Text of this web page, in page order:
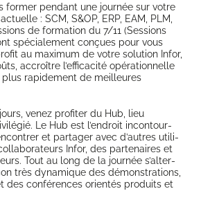
for­mer pen­dant une jour­née sur votre
: SCM, S&OP, ERP, EAM, PLM,
de for­ma­tion du 7/11 (Ses­sions
spé­cia­le­ment conçues pour vous
au maxi­mum de votre solu­tion Infor,
accroître l’efficacité opé­ra­tion­nelle
rapi­de­ment de meilleures
venez pro­fi­ter du Hub, lieu
Le Hub est l’en­droit incon­tour­
et par­ta­ger avec d’autres uti­li­
Infor, des par­te­naires et
Tout au long de la jour­née s’al­ter­
très dyna­mique des démons­tra­tions,
des confé­rences orien­tés pro­duits et